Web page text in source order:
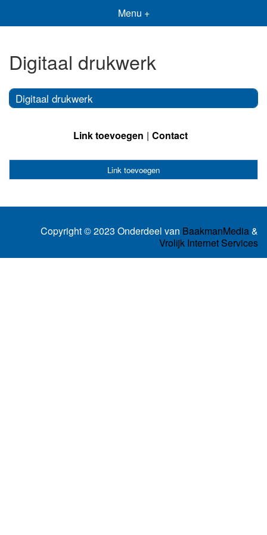
Menu +
Digitaal drukwerk
Digitaal drukwerk
Link toevoegen Contact
Link toevoegen
Copyright © 2023 Onderdeel van BaakmanMedia&
Vrolijk Internet Services